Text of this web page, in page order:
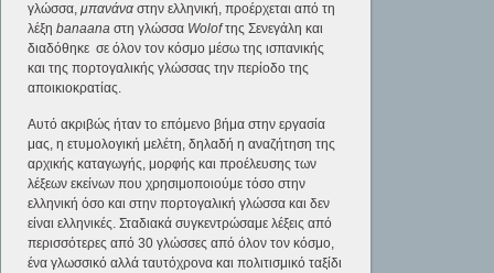
γλώσσα,μπανάνα στην ελληνική, προέρχεται από τη
λέξηbanaanaστη γλώσσα Wolofτης Σενεγάλη και
διαδόθηκε σε όλον τον κόσμο μέσω της ισπανικής
και της πορτογαλικής γλώσσας την περίοδο της
αποικιοκρατίας.
Αυτό ακριβώς ήταν το επόμενο βήμα στην εργασία
μας, η ετυμολογική μελέτη, δηλαδή η αναζήτηση της
αρχικής καταγωγής, μορφής και προέλευσης των
λέξεων εκείνων που χρησιμοποιούμε τόσο στην
ελληνική όσο και στην πορτογαλική γλώσσα και δεν
είναι ελληνικές. Σταδιακά συγκεντρώσαμε λέξεις από
περισσότερες από 30 γλώσσες από όλον τον κόσμο,
ένα γλωσσικό αλλά ταυτόχρονα και πολιτισμικό ταξίδι